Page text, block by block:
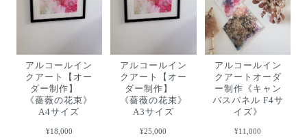
アルコールイン
クアート【オー
ダー制作】
《薔薇の花束》
A4サイズ
¥18,000
アルコールイン
クアート【オー
ダー制作】
《薔薇の花束》
A3サイズ
¥25,000
アルコールイン
クアートオーダ
ー制作《キャン
バスパネル F4サ
イズ》
¥11,000